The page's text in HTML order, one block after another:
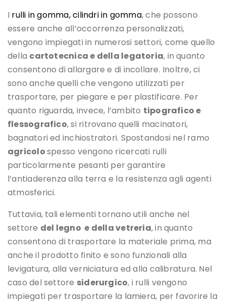
I rulli in gomma, cilindri in gomma, che possono
essere anche all’occorrenza personalizzati,
vengono impiegati in numerosi settori, come quello
della cartotecnica e della legatoria, in quanto
consentono di allargare e di incollare. Inoltre, ci
sono anche quelli che vengono utilizzati per
trasportare, per piegare e per plastificare. Per
quanto riguarda, invece, l’ambito tipografico e
flessografico, si ritrovano quelli macinatori,
bagnatori ed inchiostratori. Spostandosi nel ramo
agricolospesso vengono ricercati rulli
particolarmente pesanti per garantire
l’antiaderenza alla terra e la resistenza agli agenti
atmosferici.
Tuttavia, tali elementi tornano utili anche nel
settore del legno e della vetreria, in quanto
consentono di trasportare la materiale prima, ma
anche il prodotto finito e sono funzionali alla
levigatura, alla verniciatura ed alla calibratura. Nel
caso del settore siderurgico, i rulli vengono
impiegati per trasportare la lamiera, per favorire la